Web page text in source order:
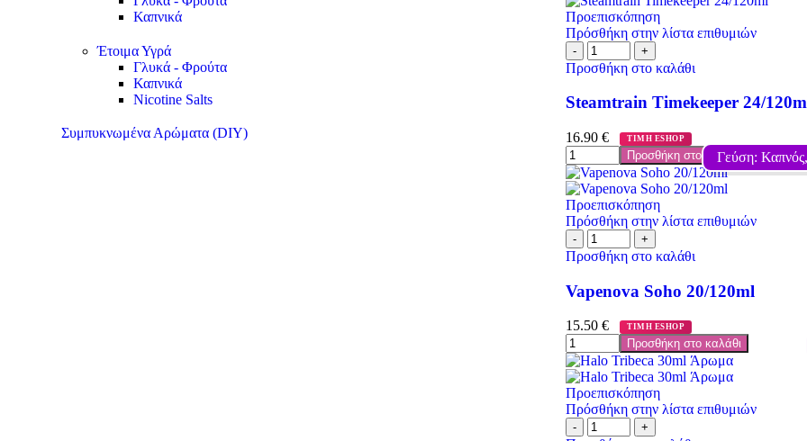
Καπνικά
Έτοιμα Υγρά
Γλυκά - Φρούτα
Καπνικά
Nicotine Salts
Συμπυκνωμένα Αρώματα (DIY)
Προεπισκόπηση
Πρόσθήκη στην λίστα επιθυμιών
Προσθήκη στο καλάθι
Steamtrain Timekeeper 24/
16.90 € ΤΙΜΗ ESHOP
Προσθήκη στο καλάθι
Γεύση:
Προεπισκόπηση
Πρόσθήκη στην λίστα επιθυμιών
Προσθήκη στο καλάθι
Vapenova Soho 20/120ml
15.50 € ΤΙΜΗ ESHOP
Προσθήκη στο καλάθι
Προεπισκόπηση
Πρόσθήκη στην λίστα επιθυμιών